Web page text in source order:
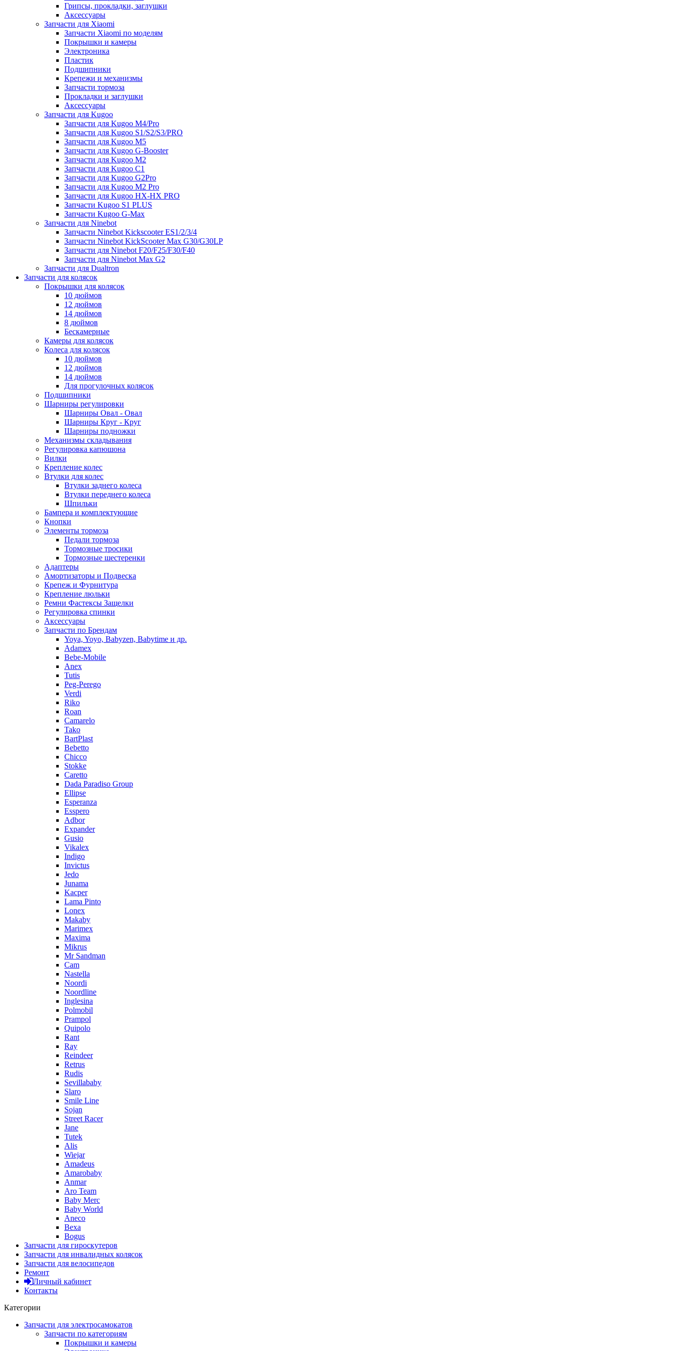
Грипсы, прокладки, заглушки
Аксессуары
Запчасти для Xiaomi
Запчасти Xiaomi по моделям
Покрышки и камеры
Электроника
Пластик
Подшипники
Крепежи и механизмы
Запчасти тормоза
Прокладки и заглушки
Аксессуары
Запчасти для Kugoo
Запчасти для Kugoo M4/Pro
Запчасти для Kugoo S1/S2/S3/PRO
Запчасти для Kugoo M5
Запчасти для Kugoo G-Booster
Запчасти для Kugoo M2
Запчасти для Kugoo C1
Запчасти для Kugoo G2Pro
Запчасти для Kugoo M2 Pro
Запчасти для Kugoo HX-HX PRO
Запчасти Kugoo S1 PLUS
Запчасти Kugoo G-Max
Запчасти для Ninebot
Запчасти Ninebot Kickscooter ES1/2/3/4
Запчасти Ninebot KickScooter Max G30/G30LP
Запчасти для Ninebot F20/F25/F30/F40
Запчасти для Ninebot Max G2
Запчасти для Dualtron
Запчасти для колясок
Покрышки для колясок
10 дюймов
12 дюймов
14 дюймов
8 дюймов
Бескамерные
Камеры для колясок
Колеса для колясок
10 дюймов
12 дюймов
14 дюймов
Для прогулочных колясок
Подшипники
Шарниры регулировки
Шарниры Овал - Овал
Шарниры Круг - Круг
Шарниры подножки
Механизмы складывания
Регулировка капюшона
Вилки
Крепление колес
Втулки для колес
Втулки заднего колеса
Втулки переднего колеса
Шпильки
Бампера и комплектующие
Кнопки
Элементы тормоза
Педали тормоза
Тормозные тросики
Тормозные шестеренки
Адаптеры
Амортизаторы и Подвеска
Крепеж и Фурнитура
Крепление люльки
Ремни Фастексы Защелки
Регулировка спинки
Аксессуары
Запчасти по Брендам
Yoya, Yoyo, Babyzen, Babytime и др.
Adamex
Bebe-Mobile
Anex
Tutis
Peg-Perego
Verdi
Riko
Roan
Camarelo
Tako
BartPlast
Bebetto
Chicco
Stokke
Caretto
Dada Paradiso Group
Ellipse
Esperanza
Esspero
Adbor
Expander
Gusio
Vikalex
Indigo
Invictus
Jedo
Junama
Kacper
Lama Pinto
Lonex
Makaby
Marimex
Maxima
Mikrus
Mr Sandman
Cam
Nastella
Noordi
Noordline
Inglesina
Polmobil
Prampol
Quipolo
Rant
Ray
Reindeer
Retrus
Rudis
Sevillababy
Slaro
Smile Line
Sojan
Street Racer
Jane
Tutek
Alis
Wiejar
Amadeus
Amarobaby
Anmar
Aro Team
Baby Merc
Baby World
Aneco
Bexa
Bogus
Запчасти для гироскутеров
Запчасти для инвалидных колясок
Запчасти для велосипедов
Ремонт
Личный кабинет
Контакты
Категории
Запчасти для электросамокатов
Запчасти по категориям
Покрышки и камеры